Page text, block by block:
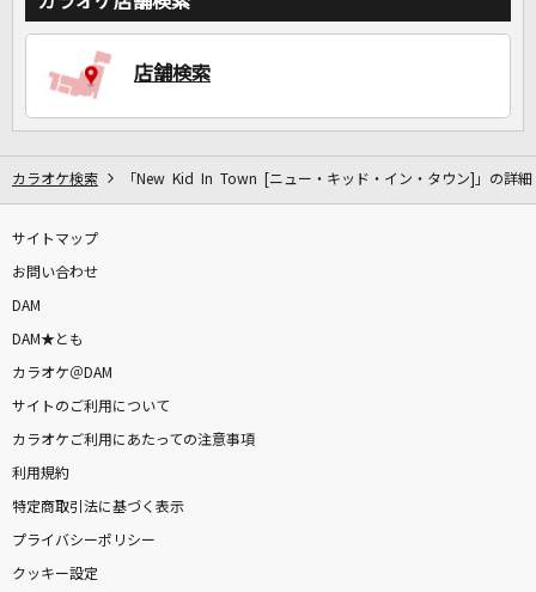
店舗検索
カラオケ検索 「New Kid In Town [ニュー・キッド・イン・タウン]」の詳細
サイトマップ
お問い合わせ
DAM
DAM★とも
カラオケ＠DAM
サイトのご利用について
カラオケご利用にあたっての注意事項
利用規約
特定商取引法に基づく表示
プライバシーポリシー
クッキー設定